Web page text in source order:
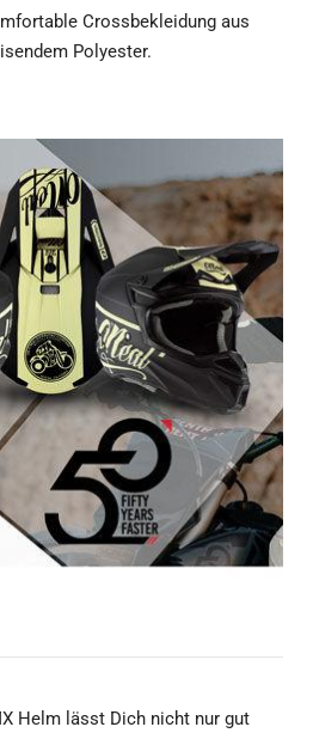
Crossbekleidung aus
Polyester.
Helm lässt Dich nicht nur gut